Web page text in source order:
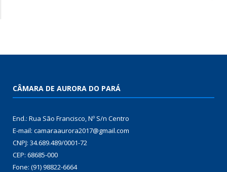
CÂMARA DE AURORA DO PARÁ
End.: Rua São Francisco, Nº S/n Centro
E-mail: camaraaurora2017@gmail.com
CNPJ: 34.689.489/0001-72
CEP: 68685-000
Fone: (91) 98822-6664